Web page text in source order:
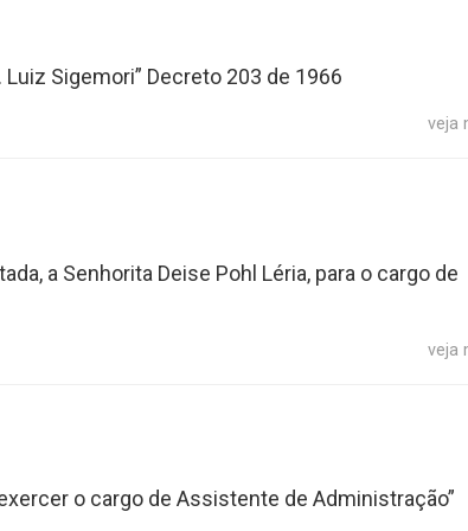
Sigemori” Decreto 203 de 1966
veja
a Senhorita Deise Pohl Léria, para o cargo de
veja
o cargo de Assistente de Administração”